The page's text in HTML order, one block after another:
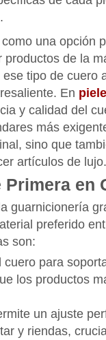
una opción
de la
tipo de cuero
En
y calidad del
más
sino que
artículos de lujo.
Primera en
guarnicionería
preferido
son:
para
los productos
un ajuste
y riendas,